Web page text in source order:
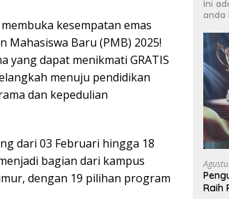
kesempatan emas
Mahasiswa Baru (PMB) 2025!
yang dapat menikmati GRATIS
menuju pendidikan
dan kepedulian
dari 03 Februari hingga 18
bagian dari kampus
dengan 19 pilihan program
Ini
anda
Raih